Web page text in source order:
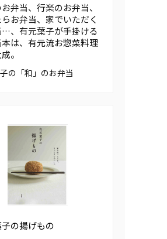
弁当、行楽のお弁当、
お弁当、家でいただく
…、有元葉子が手掛ける
本は、有元流お惣菜料理
。
の「和」のお弁当
の揚げもの